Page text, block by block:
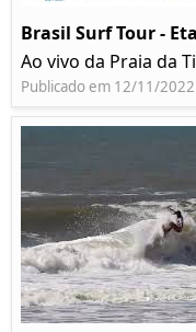
Brasil Surf Tour -
Ao vivo da Praia da
Publicado em 12/11/2022